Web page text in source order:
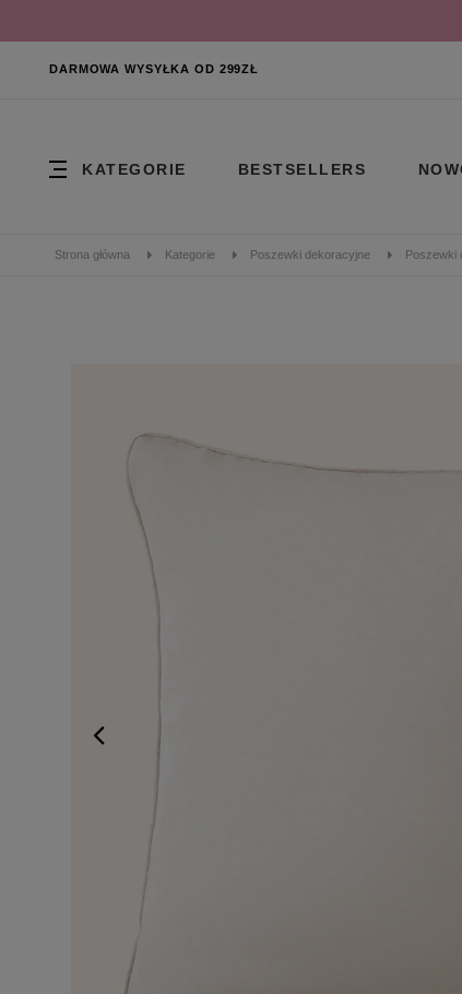
DARMOWA WYSYŁKA OD 299ZŁ
KATEGORIE BESTSELLERS
Strona główna Kategorie Poszewki dekoracyjne Poszewki